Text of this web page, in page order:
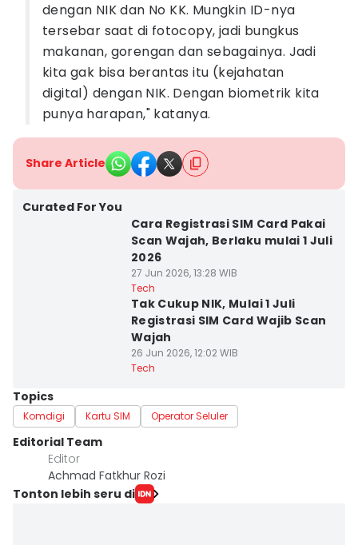
dengan NIK dan No KK. Mungkin ID-nya
tersebar saat di fotocopy, jadi bungkus
makanan, gorengan dan sebagainya. Jadi
kita gak bisa berantas itu (kejahatan
digital) dengan NIK. Dengan biometrik kita
punya harapan," katanya.
Share Article
Curated For You
Cara Registrasi SIM Card Pakai
Scan Wajah, Berlaku mulai 1 Juli
2026
27 Jun 2026, 13:28 WIB
Tech
Tak Cukup NIK, Mulai 1 Juli
Registrasi SIM Card Wajib Scan
Wajah
26 Jun 2026, 12:02 WIB
Tech
Topics
Komdigi Kartu SIM Operator Seluler
Editorial Team
Editor
Achmad Fatkhur Rozi
Tonton lebih seru di